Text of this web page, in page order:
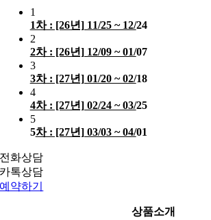
1
1차 : [26년] 11/25 ~ 12/24
2
2차 : [26년] 12/09 ~ 01/07
3
3차 : [27년] 01/20 ~ 02/18
4
4차 : [27년] 02/24 ~ 03/25
5
5차 : [27년] 03/03 ~ 04/01
전화상담
카톡상담
예약하기
상품소개